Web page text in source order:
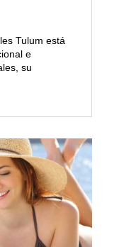
Tulum está
e
su